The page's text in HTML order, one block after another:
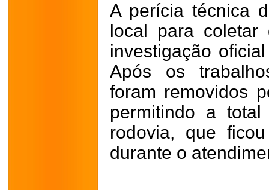
A perícia técnica
local para coletar
investigação
Após os
foram removidos
permitindo a
rodovia, que
durante o